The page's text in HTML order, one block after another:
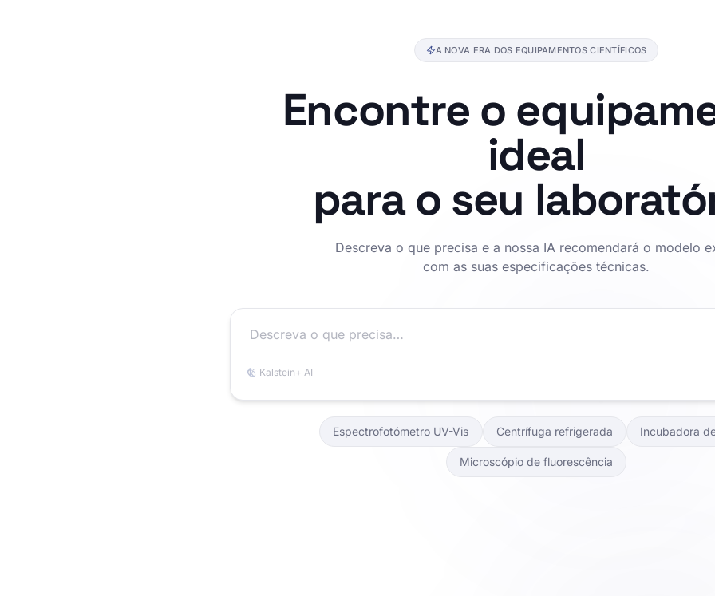
A NOVA ERA DOS EQUIPAMENTOS CIENTÍFICOS
Encontre o
ideal
para o seu
Descreva o que precisa e a nossa IA recomendará o modelo
com as suas especificações técnicas.
Kalstein+ AI
Espectrofotómetro UV-Vis Centrífuga refrigerada Incubadora
Microscópio de fluorescência